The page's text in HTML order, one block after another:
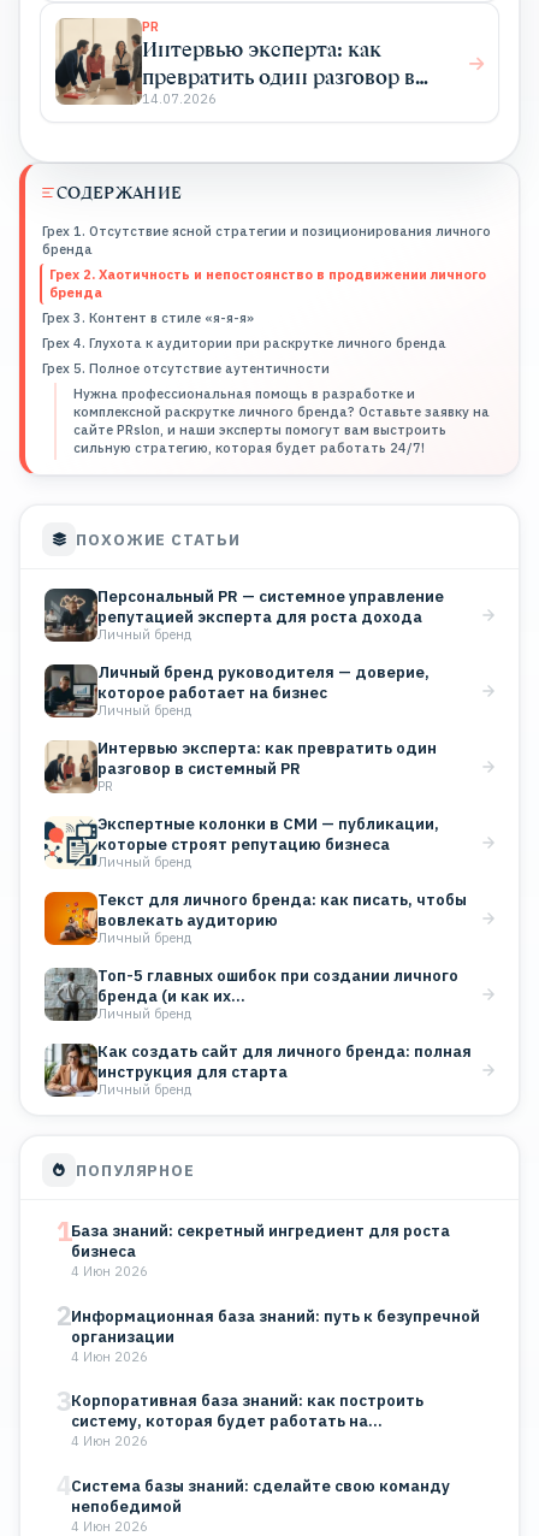
СОДЕРЖАНИЕ
Грех 1. Отсутствие ясной стратегии и позиционирования личного
бренда
Грех 2. Хаотичность и непостоянство в продвижении личного
бренда
Грех 3. Контент в стиле «я-я-я»
Грех 4. Глухота к аудитории при раскрутке личного бренда
Грех 5. Полное отсутствие аутентичности
Нужна профессиональная помощь в разработке и
комплексной раскрутке личного бренда? Оставьте заявку на
сайте PRslon, и наши эксперты помогут вам выстроить
сильную стратегию, которая будет работать 24/7!
ПОХОЖИЕ СТАТЬИ
Персональный PR — системное управление
репутацией эксперта для роста дохода
Личный бренд
Личный бренд руководителя — доверие,
которое работает на бизнес
Личный бренд
Интервью эксперта: как превратить один
разговор в системный PR
PR
Экспертные колонки в СМИ — публикации,
которые строят репутацию бизнеса
Личный бренд
Текст для личного бренда: как писать, чтобы
вовлекать аудиторию
Личный бренд
Топ-5 главных ошибок при создании личного
бренда (и как их…
Личный бренд
Как создать сайт для личного бренда: полная
инструкция для старта
Личный бренд
ПОПУЛЯРНОЕ
1База знаний: секретный ингредиент для роста
бизнеса
4 Июн 2026
2Информационная база знаний: путь к безупречной
организации
4 Июн 2026
3Корпоративная база знаний: как построить
систему, которая будет работать на…
4 Июн 2026
4Система базы знаний: сделайте свою команду
непобедимой
4 Июн 2026
PR
Интервью эксперта: как
превратить один разговор в
системный PR
14.07.2026